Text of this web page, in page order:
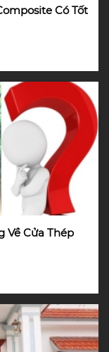
Có Tốt
Về Cửa Thép